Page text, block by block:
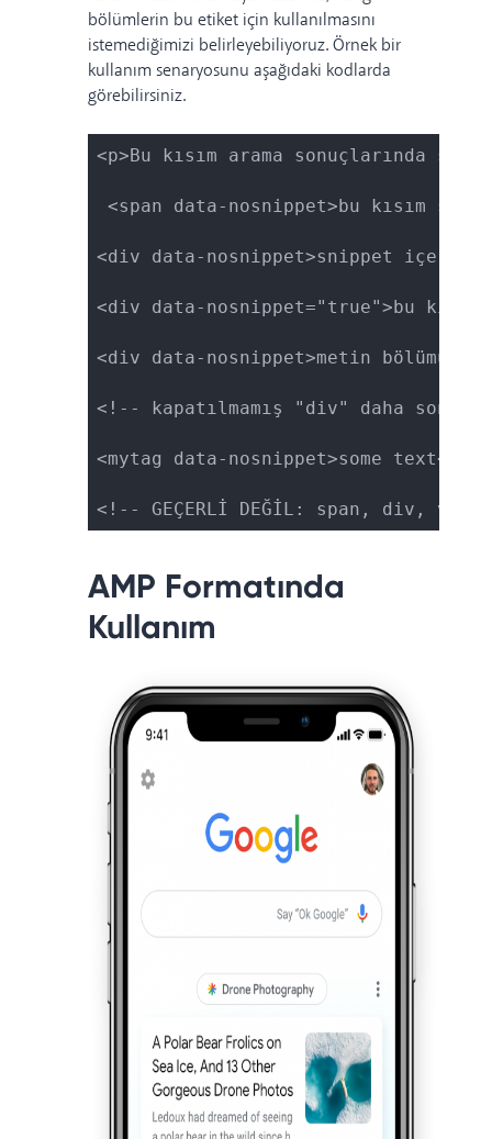
bölümlerin bu etiket için kullanılmasını
istemediğimizi belirleyebiliyoruz.Örnek bir
kullanım senaryosunu aşağıdaki kodlarda
görebilirsiniz.
<p>Bu kısım arama sonuçlarında
<span data-nosnippet>bu kısım
<div data-nosnippet>snippet
<div data-nosnippet="true">bu
<div data-nosnippet>metin bölümü</
<!-- kapatılmamış "div" daha
<mytag data-nosnippet>some text</
<!-- GEÇERLİ DEĞİL: span, div,
AMP Formatında
Kullanım